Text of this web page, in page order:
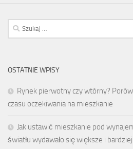
Szukaj:
OSTATNIE WPISY
Rynek pierwotny czy wtórny?
czasu oczekiwania na mieszkanie
Jak ustawić mieszkanie pod
światłu wydawało się większe i